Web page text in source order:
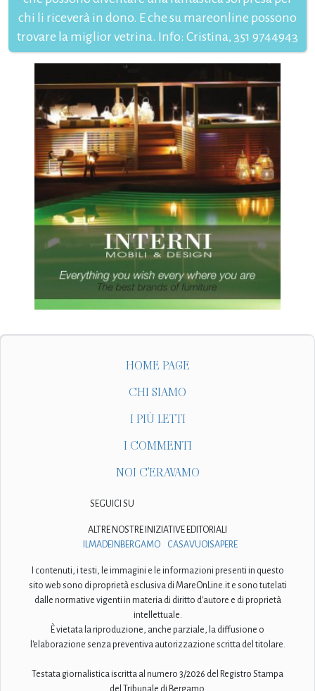
chi li riceverà in dono. E che su mareonline possono
trovare la miglior vetrina. Info: Cristina, 351 9744943
HOME PAGE
CHI SIAMO
I PIÙ LETTI
I COMMENTI
NOI C'ERAVAMO
SEGUICI SU
ALTRE NOSTRE INIZIATIVE EDITORIALI
ILMADEINBERGAMO
CASAVUOISAPERE
I contenuti, i testi, le immagini e le informazioni presenti in questo
sito web sono di proprietà esclusiva di MareOnLine.it e sono tutelati
dalle normative vigenti in materia di diritto d'autore e di proprietà
intellettuale.
È vietata la riproduzione, anche parziale, la diffusione o
l'elaborazione senza preventiva autorizzazione scritta del titolare.
Testata giornalistica iscritta al numero 3/2026 del Registro Stampa
del Tribunale di Bergamo.